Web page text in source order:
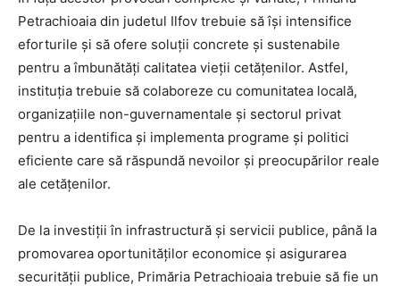
Petrachioaia din judetul Ilfov trebuie să își intensifice
eforturile și să ofere soluții concrete și sustenabile
pentru a îmbunătăți calitatea vieții cetățenilor. Astfel,
instituția trebuie să colaboreze cu comunitatea locală,
organizațiile non-guvernamentale și sectorul privat
pentru a identifica și implementa programe și politici
eficiente care să răspundă nevoilor și preocupărilor reale
ale cetățenilor.
De la investiții în infrastructură și servicii publice, până la
promovarea oportunităților economice și asigurarea
securității publice, Primăria Petrachioaia trebuie să fie un